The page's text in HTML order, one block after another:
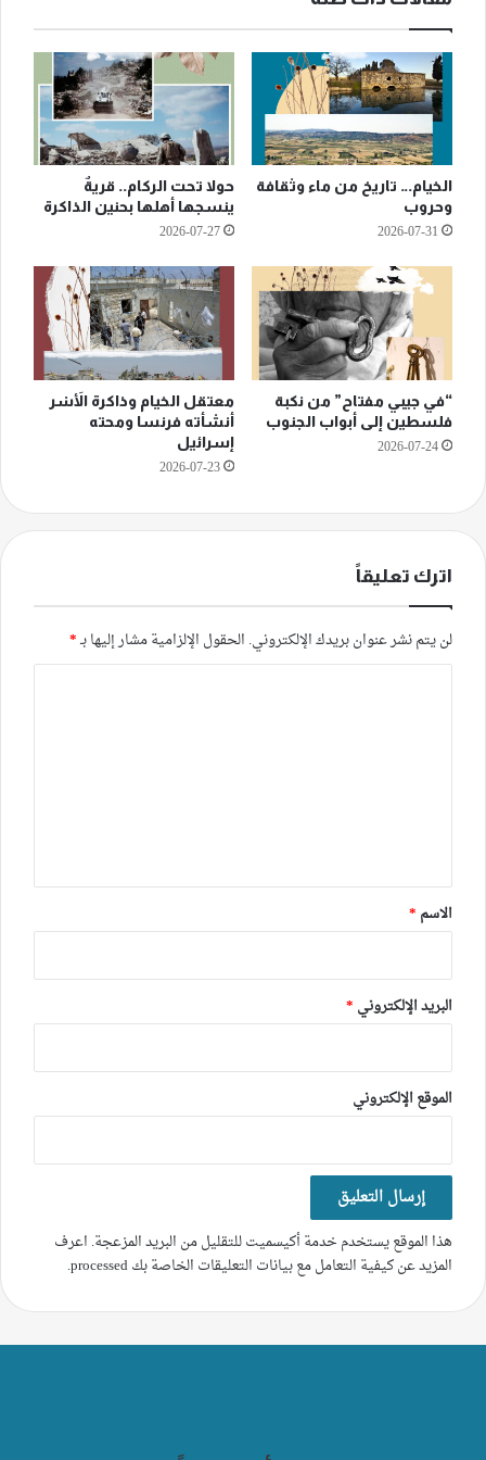
الخيام… تاريخ من ماء وثقافة
وحروب
2026-07-31
حولا تحت الركام.. قريةٌ
ينسجها أهلها بحنين الذاكرة
2026-07-27
“في جيبي مفتاح” من نكبة
فلسطين إلى أبواب الجنوب
2026-07-24
معتقل الخيام وذاكرة الأَسْر
أنشأته فرنسا ومحته
إسرائيل
2026-07-23
اترك تعليقاً
لن يتم نشر عنوان بريدك الإلكتروني. الحقول الإلزامية مشار إليها بـ*
*
الاسم *
البريد الإلكتروني *
الموقع الإلكتروني
هذا الموقع يستخدم خدمة أكيسميت للتقليل من البريد المزعجة. اعرف
المزيد عن كيفية التعامل مع بيانات التعليقات الخاصة بك processed
.